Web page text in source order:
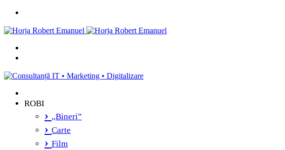
găsi...
ROBI
„Bineri”
Carte
Film